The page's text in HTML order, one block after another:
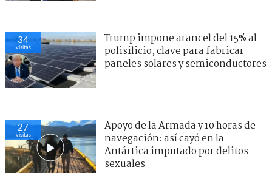
34
visitas
Trump impone arancel del 15% al
polisilicio, clave para fabricar
paneles solares y semiconductores
27
visitas
Apoyo de la Armada y 10 horas de
navegación: así cayó en la
Antártica imputado por delitos
sexuales